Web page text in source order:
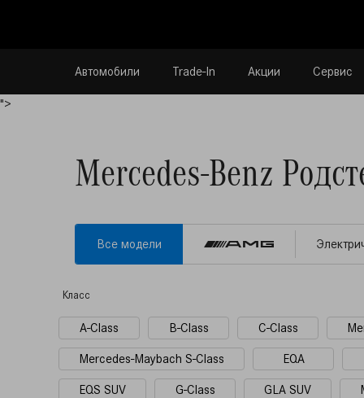
">
Автомобили Trade-In Акции Сервис
Mercedes-Benz
Все модели
Класс
A-Class B-Class C-Class
Mercedes-Maybach S-Class
EQA
EQS SUV
G-Class GLA SUV